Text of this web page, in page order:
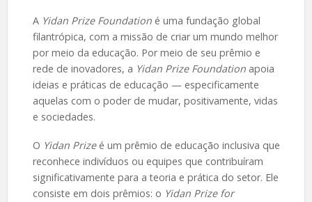
A Yidan Prize Foundationé uma fundação global
filantrópica, com a missão de criar um mundo melhor
por meio da educação. Por meio de seu prêmio e
rede de inovadores, a Yidan Prize Foundationapoia
ideias e práticas de educação — especificamente
aquelas com o poder de mudar, positivamente, vidas
e sociedades.
O Yidan Prizeé um prêmio de educação inclusiva que
reconhece indivíduos ou equipes que contribuíram
significativamente para a teoria e prática do setor. Ele
consiste em dois prêmios: o Yidan Prize for